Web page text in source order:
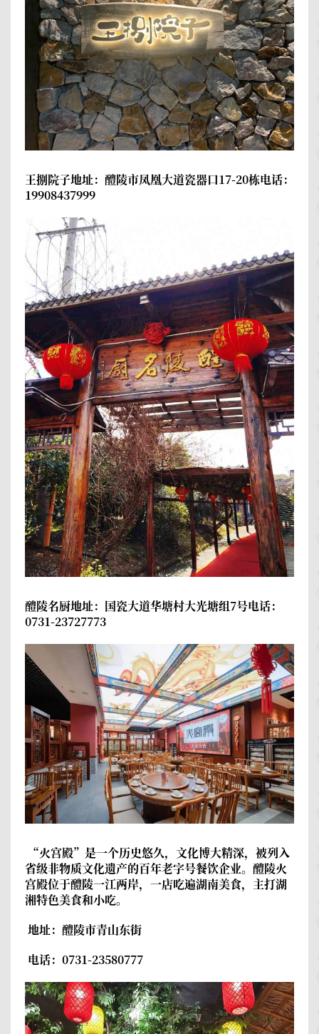
王捌院子地址：醴陵市凤凰大道瓷器口17-20栋电话：
19908437999
醴陵名厨地址：国瓷大道华塘村大光塘组7号电话：
0731-23727773
“火宫殿”是一个历史悠久，文化博大精深，被列入
省级非物质文化遗产的百年老字号餐饮企业。 醴陵火
宫殿位于醴陵一江两岸，一店吃遍湖南美食，主打湖
湘特色美食和小吃。
地址：醴陵市青山东街
电话：0731-23580777